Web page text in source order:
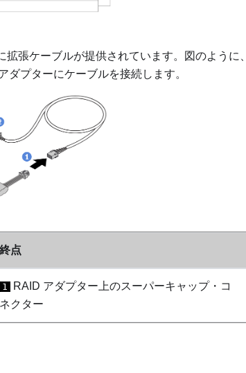
張ケーブルが提供されています。図のように、
ダプターにケーブルを接続します。
終点
1
RAID アダプター上のスーパーキャップ・コ
ネクター